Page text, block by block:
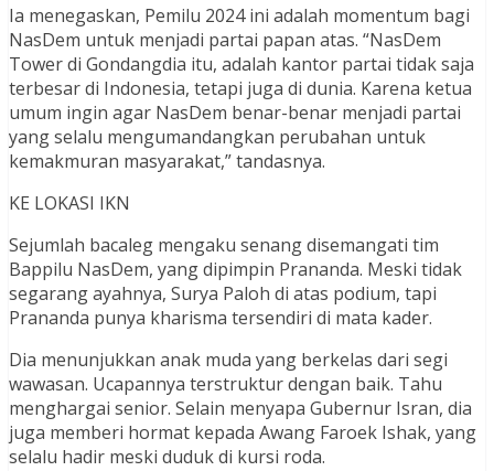
Ia menegaskan, Pemilu 2024 ini adalah momentum bagi
NasDem untuk menjadi partai papan atas. “NasDem
Tower di Gondangdia itu, adalah kantor partai tidak saja
terbesar di Indonesia, tetapi juga di dunia. Karena ketua
umum ingin agar NasDem benar-benar menjadi partai
yang selalu mengumandangkan perubahan untuk
kemakmuran masyarakat,” tandasnya.
KE LOKASI IKN
Sejumlah bacaleg mengaku senang disemangati tim
Bappilu NasDem, yang dipimpin Prananda. Meski tidak
segarang ayahnya, Surya Paloh di atas podium, tapi
Prananda punya kharisma tersendiri di mata kader.
Dia menunjukkan anak muda yang berkelas dari segi
wawasan. Ucapannya terstruktur dengan baik. Tahu
menghargai senior. Selain menyapa Gubernur Isran, dia
juga memberi hormat kepada Awang Faroek Ishak, yang
selalu hadir meski duduk di kursi roda.